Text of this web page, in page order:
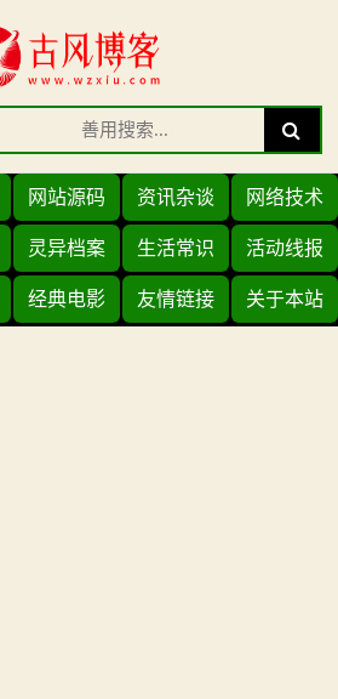
Search
for:
Search
网站源码 资讯杂谈 网络技术
灵异档案 生活常识 活动线报
经典电影 友情链接 关于本站